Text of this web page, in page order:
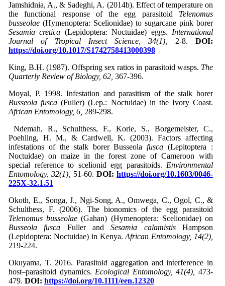
Jamshidnia, A., & Sadeghi, A. (2014b). Effect of temperature on
the functional response of the egg parasitoid Telenomus
busseolae (Hymenoptera: Scelionidae) to sugarcane pink borer
Sesamia cretica (Lepidoptera: Noctuidae) eggs. International
Journal of Tropical Insect Science, 34(1),
2-8.DOI:
https://doi.org/10.1017/S1742758413000398
King, B.H. (1987). Offspring sex ratios in parasitoid wasps. The
Quarterly Review of Biology, 62, 367-396.
Moyal, P. 1998. Infestation and parasitism of the stalk borer
Busseola fusca(Fuller) (Lep.: Noctuidae) in the Ivory Coast.
African Entomology, 6, 289-298.
Ndemah, R., Schulthess, F., Korie, S., Borgemeister, C.,
Poehling, H. M., & Cardwell, K. (2003). Factors affecting
infestations of the stalk borer Busseolafusca (Lepitoptera :
Noctuidae) on maize in the forest zone of Cameroon with
special reference to scelionid egg parasitoids. Environmental
Entomology, 32(1),
51-60. DOI: https://doi.org/10.1603/0046-
225X-32.1.51
Okoth, E., Songa, J., Ngi-Song, A., Omwega, C., Ogol, C., &
Schulthess, F. (2006). The bionomics of the egg parasitoid
Telenomus busseolae (Gahan) (Hymenoptera: Scelionidae) on
Busseola fusca Fuller andSesamia calamistisHampson
(Lepidoptera: Noctuidae) in Kenya.African Entomology, 14(2),
219-224.
Okuyama, T. 2016. Parasitoid aggregation and interference in
host–parasitoid dynamics. Ecological Entomology, 41(4),473-
479. DOI: https://doi.org/10.1111/een.12320